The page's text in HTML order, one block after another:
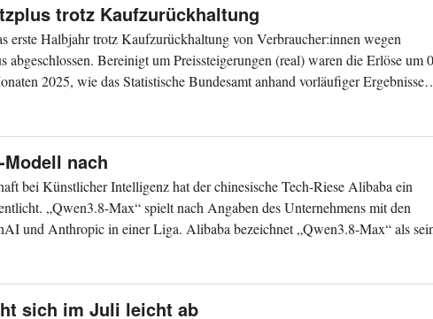
trotz Kaufzurückhaltung
erste Halbjahr trotz Kaufzurückhaltung von Verbraucher:innen wegen
abgeschlossen. Bereinigt um Preissteigerungen (real) waren die Erlöse um
2025, wie das Statistische Bundesamt anhand vorläufiger Ergebnisse
nach
bei Künstlicher Intelligenz hat der chinesische Tech-Riese Alibaba ein
„Qwen3.8-Max“ spielt nach Angaben des Unternehmens mit den
und Anthropic in einer Liga. Alibaba bezeichnet „Qwen3.8-Max“ als
sich im Juli leicht ab